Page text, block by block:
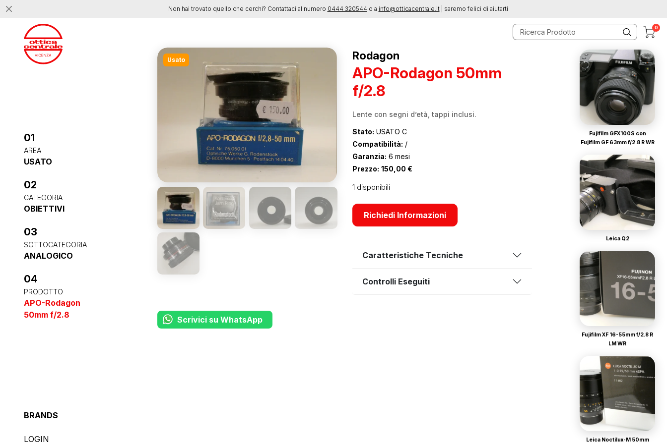
0
01
AREA
USATO
02
CATEGORIA
OBIETTIVI
03
SOTTOCATEGORIA
ANALOGICO
04
PRODOTTO
APO-Rodagon
50mm f/2.8
BRANDS
LOGIN
Usato Rodagon
APO-Rodagon 50mm
f/2.8
Lente con segni d’età, tappi inclusi.
Stato: USATO C
Compatibilità: /
Garanzia: 6 mesi
Prezzo: 150,00 €
1 disponibili
Richiedi Informazioni
Caratteristiche Tecniche
Controlli Eseguiti
Scrivici su WhatsApp
Fujifilm GFX100S con
Fujifilm GF 63mm f/2.8 R WR
Leica Q2
Fujifilm XF 16-55mm f/2.8 R
LM WR
Leica Noctilux-M 50mm
Non hai trovato quello che cerchi? Contattaci al numero 0444 320544 o a info@otticacentrale.it| saremo felici di aiutarti